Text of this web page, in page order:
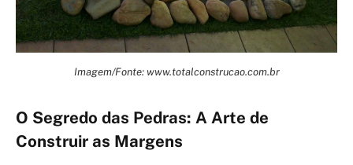
Imagem/Fonte: www.totalconstrucao.com.br
O Segredo das Pedras: A Arte de
Construir as Margens